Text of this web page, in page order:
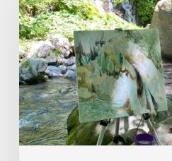
の
滝
で
野
外
制
作